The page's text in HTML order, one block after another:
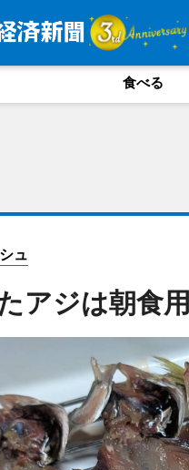
食べる
ュ
アジは朝食